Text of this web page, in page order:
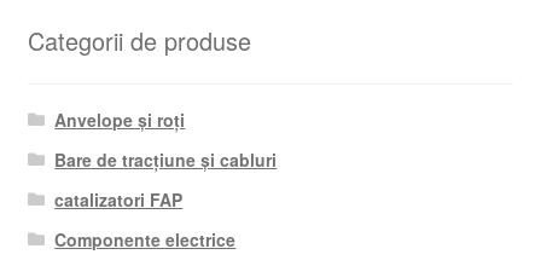
Categorii de produse
Anvelope și roți
Bare de tracțiune și cabluri
catalizatori FAP
Componente electrice